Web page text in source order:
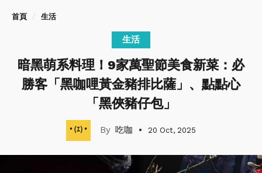
首頁 生活
生活
暗黑萌系料理！9家萬聖節美食新菜：必
勝客「黑咖哩黃金豬排比薩」、點點心
「黑俠豬仔包」
吃咖 20 Oct, 2025